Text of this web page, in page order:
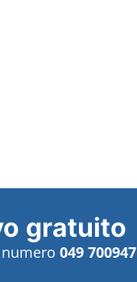
gratuito
049 700947